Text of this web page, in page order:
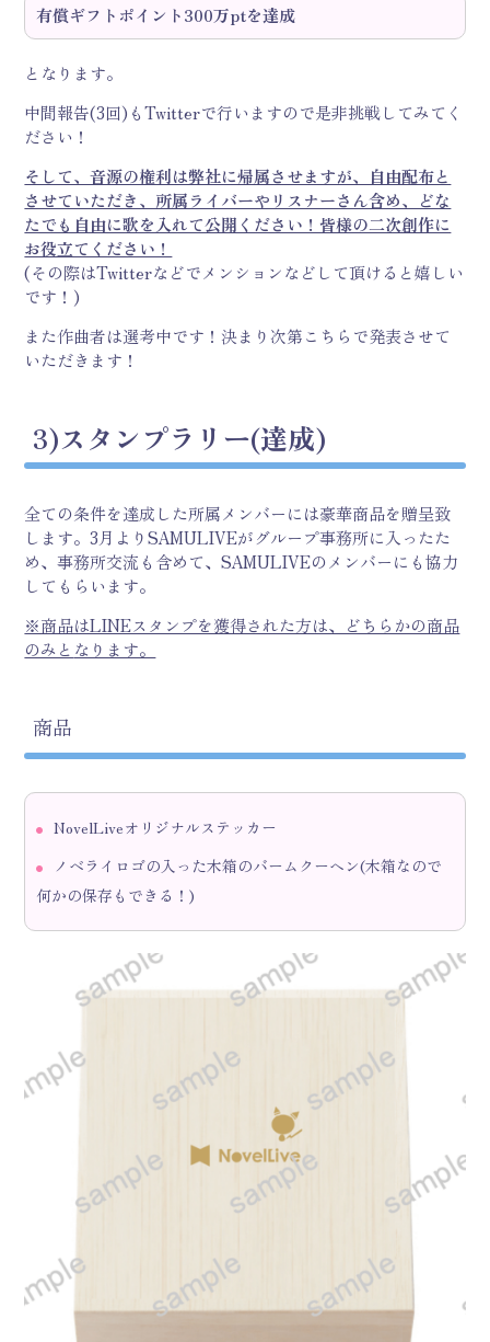
有償ギフトポイント300万ptを達成
となります。
中間報告(3回)もTwitterで行いますので是非挑戦してみてく
ださい！
そして、音源の権利は弊社に帰属させますが、自由配布と
させていただき、所属ライバーやリスナーさん含め、どな
たでも自由に歌を入れて公開ください！皆様の二次創作に
お役立てください！
(その際はTwitterなどでメンションなどして頂けると嬉しい
です！)
また作曲者は選考中です！決まり次第こちらで発表させて
いただきます！
3)スタンプラリー(達成)
全ての条件を達成した所属メンバーには豪華商品を贈呈致
します。3月よりSAMULIVEがグループ事務所に入ったた
め、事務所交流も含めて、SAMULIVEのメンバーにも協力
してもらいます。
※商品はLINEスタンプを獲得された方は、どちらかの商品
のみと なります。
商品
NovelLiveオリジナルステッカー
ノベライロゴの入った木箱のバームクーヘン(木箱なので
何かの保存もできる！)